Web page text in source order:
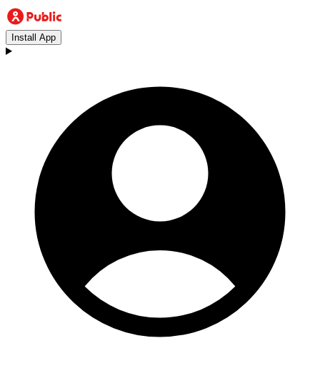
Install App